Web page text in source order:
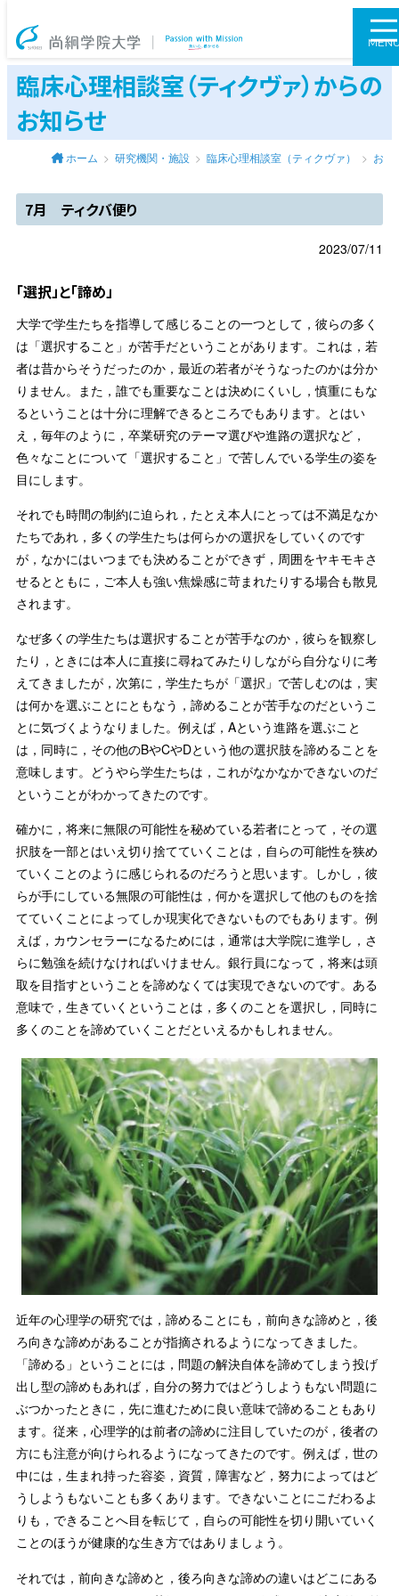
尚絅学院大学
臨床心理相談室（ティクヴァ）からの
お知らせ
ホーム 研究機関・施設 臨床心理相談室（ティクヴァ） お知
7月 ティクバ便り
2023/07/11
「選択」と「諦め」
大学で学生たちを指導して感じることの一つとして，彼らの多く
は「選択すること」が苦手だということがあります。これは，若
者は昔からそうだったのか，最近の若者がそうなったのかは分か
りません。また，誰でも重要なことは決めにくいし，慎重にもな
るということは十分に理解できるところでもあります。とはい
え，毎年のように，卒業研究のテーマ選びや進路の選択など，
色々なことについて「選択すること」で苦しんでいる学生の姿を
目にします。
それでも時間の制約に迫られ，たとえ本人にとっては不満足なか
たちであれ，多くの学生たちは何らかの選択をしていくのです
が，なかにはいつまでも決めることができず，周囲をヤキモキさ
せるとともに，ご本人も強い焦燥感に苛まれたりする場合も散見
されます。
なぜ多くの学生たちは選択することが苦手なのか，彼らを観察し
たり，ときには本人に直接に尋ねてみたりしながら自分なりに考
えてきましたが，次第に，学生たちが「選択」で苦しむのは，実
は何かを選ぶことにともなう，諦めることが苦手なのだというこ
とに気づくようなりました。例えば，Aという進路を選ぶこと
は，同時に，その他のBやCやDという他の選択肢を諦めることを
意味します。どうやら学生たちは，これがなかなかできないのだ
ということがわかってきたのです。
確かに，将来に無限の可能性を秘めている若者にとって，その選
択肢を一部とはいえ切り捨てていくことは，自らの可能性を狭め
ていくことのように感じられるのだろうと思います。しかし，彼
らが手にしている無限の可能性は，何かを選択して他のものを捨
てていくことによってしか現実化できないものでもあります。例
えば，カウンセラーになるためには，通常は大学院に進学し，さ
らに勉強を続けなければいけません。銀行員になって，将来は頭
取を目指すということを諦めなくては実現できないのです。ある
意味で，生きていくということは，多くのことを選択し，同時に
多くのことを諦めていくことだといえるかもしれません。
近年の心理学の研究では，諦めることにも，前向きな諦めと，後
ろ向きな諦めがあることが指摘されるようになってきました。
「諦める」ということには，問題の解決自体を諦めてしまう投げ
出し型の諦めもあれば，自分の努力ではどうしようもない問題に
ぶつかったときに，先に進むために良い意味で諦めることもあり
ます。従来，心理学的は前者の諦めに注目していたのが，後者の
方にも注意が向けられるようになってきたのです。例えば，世の
中には，生まれ持った容姿，資質，障害など，努力によってはど
うしようもないことも多くあります。できないことにこだわるよ
りも，できることへ目を転じて，自らの可能性を切り開いていく
ことのほうが健康的な生き方ではありましょう。
それでは，前向きな諦めと，後ろ向きな諦めの違いはどこにある